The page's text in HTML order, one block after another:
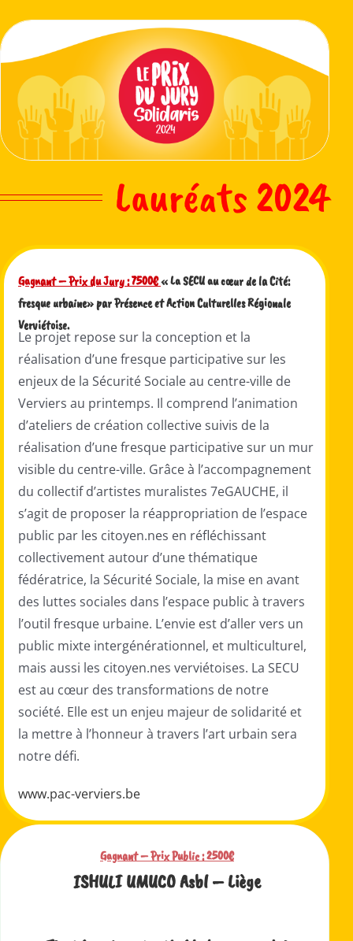
Lauréats 2024
Gagnant – Prix du Jury :7500€«La SECU au cœur de la Cité:
fresque urbaine» par Présence et Action Culturelles Régionale
Verviétoise.
Le projet repose sur la conception et la
réalisation d’une fresque participative sur les
enjeux de la Sécurité Sociale au centre-ville de
Verviers au printemps. Il comprend l’animation
d’ateliers de création collective suivis de la
réalisation d’une fresque participative sur un mur
visible du centre-ville. Grâce à l’accompagnement
du collectif d’artistes muralistes 7eGAUCHE, il
s’agit de proposer la réappropriation de l’espace
public par les citoyen.nes en réfléchissant
collectivement autour d’une thématique
fédératrice, la Sécurité Sociale, la mise en avant
des luttes sociales dans l’espace public à travers
l’outil fresque urbaine. L’envie est d’aller vers un
public mixte intergénérationnel, et multiculturel,
mais aussi les citoyen.nes verviétoises. La SECU
est au cœur des transformations de notre
société. Elle est un enjeu majeur de solidarité et
la mettre à l’honneur à travers l’art urbain sera
notre défi.
www.pac-verviers.be
Gagnant – Prix Public :2500€
ISHULI UMUCO Asbl – Liège